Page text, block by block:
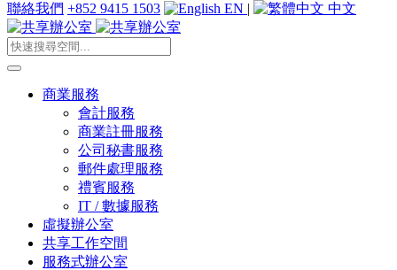
聯絡我們 +852 9415 1503 EN | 中文
商業服務
會計服務
商業註冊服務
公司秘書服務
郵件處理服務
禮賓服務
IT / 數據服務
虛擬辦公室
共享工作空間
服務式辦公室